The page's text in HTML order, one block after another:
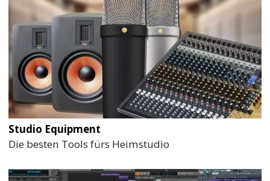
Studio Equipment
Die besten Tools fürs Heimstudio